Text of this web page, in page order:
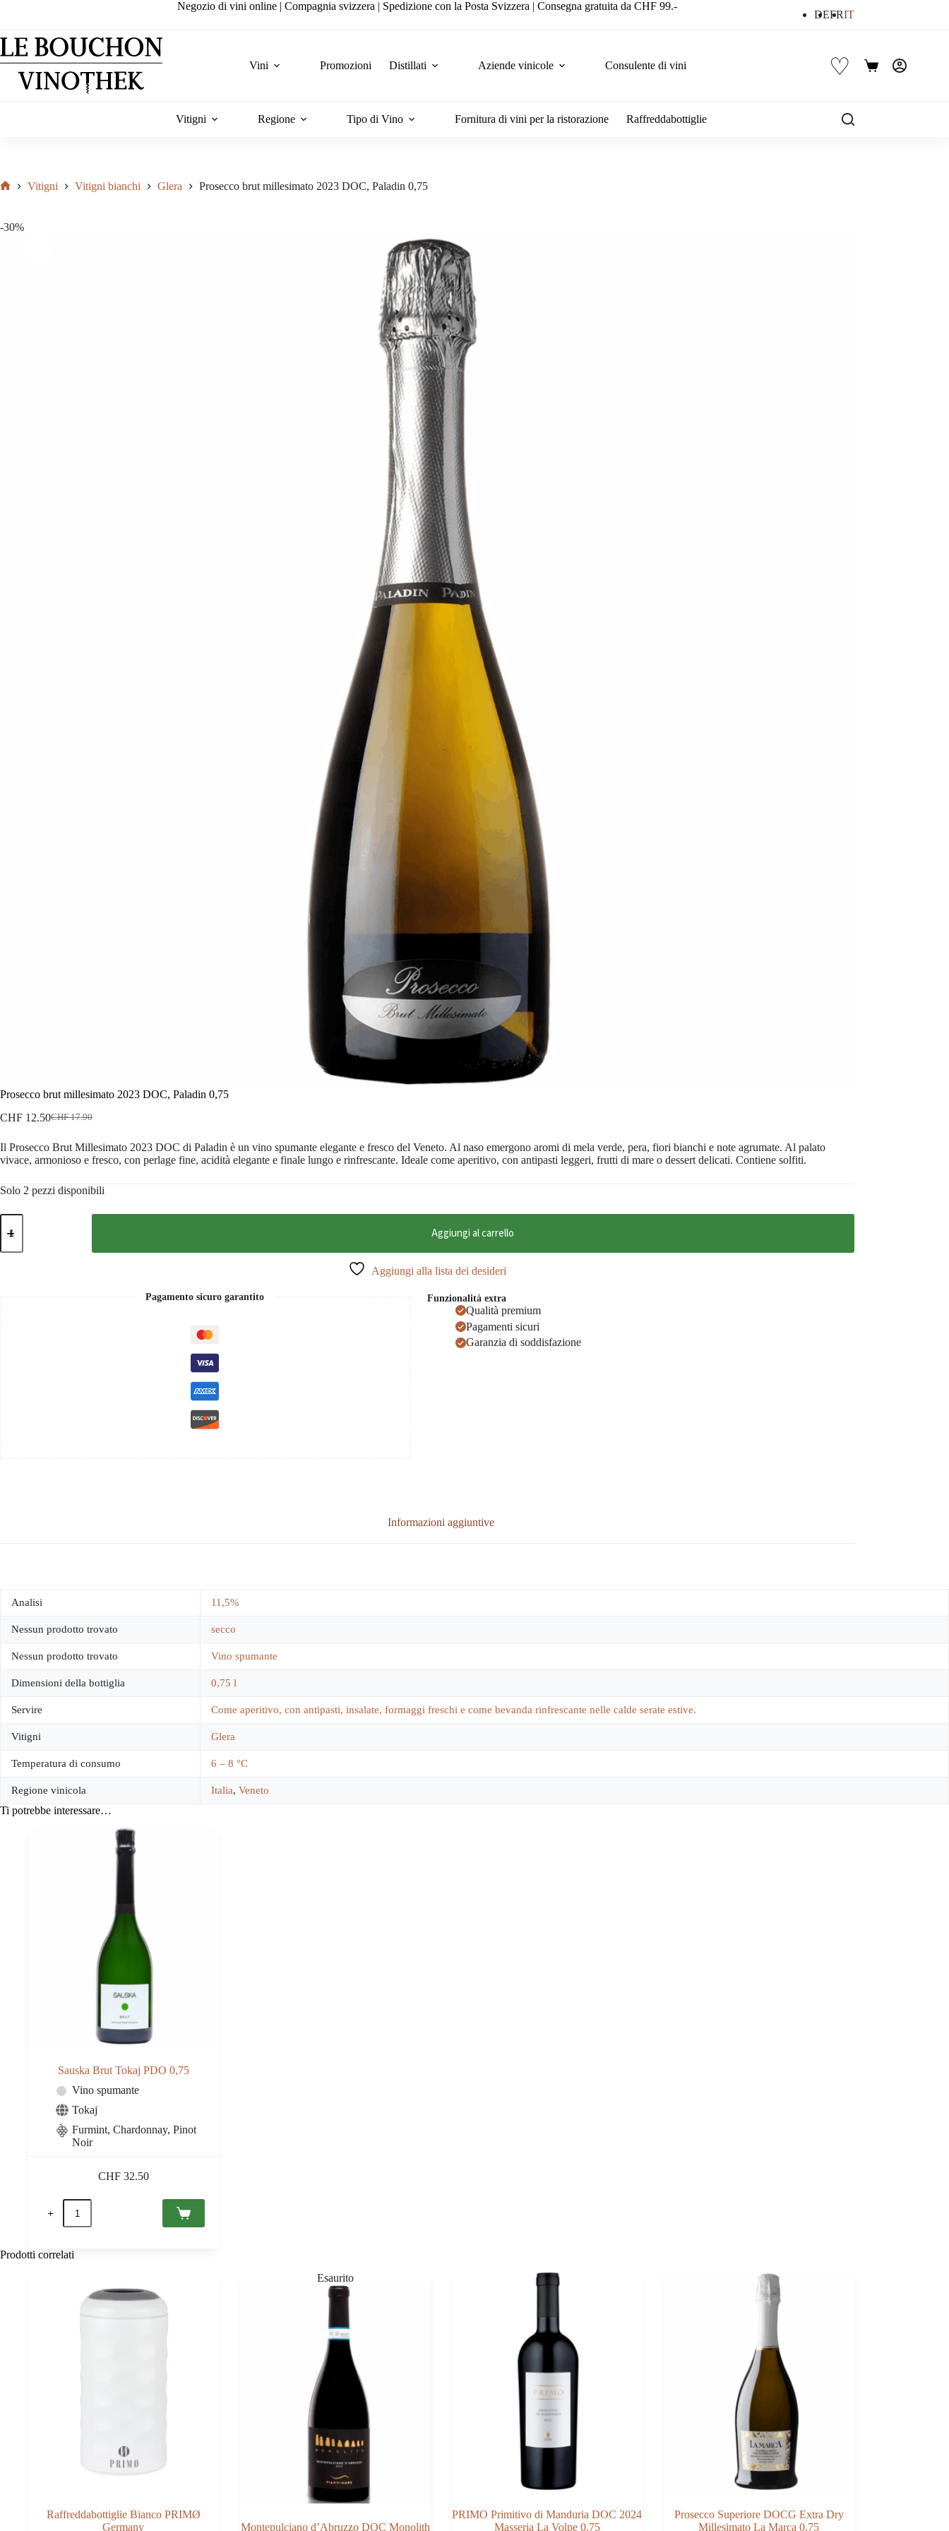
Negozio di vini online | Compagnia svizzera | Spedizione con la Posta Svizzera | Consegna gratuita da CHF 99.-
DEFRIT
Vini Promozioni Distillati Aziende vinicole Consulente di vini ♡ Carrello
Vitigni Regione Tipo di Vino Fornitura di vini per la ristorazione Raffreddabottiglie
Vitigni Vitigni bianchi Glera Prosecco brut millesimato 2023 DOC, Paladin 0,75
-30%
Prosecco brut millesimato 2023 DOC, Paladin 0,75
CHF17.90
Il
originale
era:
CHF 12.50
Il
attuale
è:
Il Prosecco Brut Millesimato 2023 DOC di Paladin è un vino spumante elegante e fresco del Veneto. Al naso emergono aromi di mela verde, pera, fiori bianchi e note agrumate. Al palato
vivace, armonioso e fresco, con perlage fine, acidità elegante e finale lungo e rinfrescante. Ideale come aperitivo, con antipasti leggeri, frutti di mare o dessert delicati. Contiene solfiti.
Solo 2 pezzi disponibili
Prosecco
brut
2023
Aggiungi al carrello
Aggiungi alla lista dei desideri
Pagamento sicuro garantito Funzionalità extra
Qualità premium
Pagamenti sicuri
Garanzia di soddisfazione
Informazioni aggiuntive
Analisi 11,5%
Nessun prodotto trovato secco
Nessun prodotto trovato Vino spumante
Dimensioni della bottiglia 0,75 l
Servire Come aperitivo, con antipasti, insalate, formaggi freschi e come bevanda rinfrescante nelle calde serate estive.
Vitigni Glera
Temperatura di consumo 6 – 8 °C
Regione vinicola Italia, Veneto
Ti potrebbe interessare…
Sauska Brut Tokaj PDO 0,75
Vino spumante
Tokaj
Furmint, Chardonnay, Pinot
Noir
CHF32.50
Sauska
Brut
Tokaj
0,75
Prodotti correlati
Raffreddabottiglie Bianco PRIMØ
Germany
Montepulciano d’Abruzzo DOC Monolith
PRIMO Primitivo di Manduria DOC 2024
Masseria La Volpe 0,75
Prosecco Superiore DOCG Extra Dry
Millesimato La Marca 0,75